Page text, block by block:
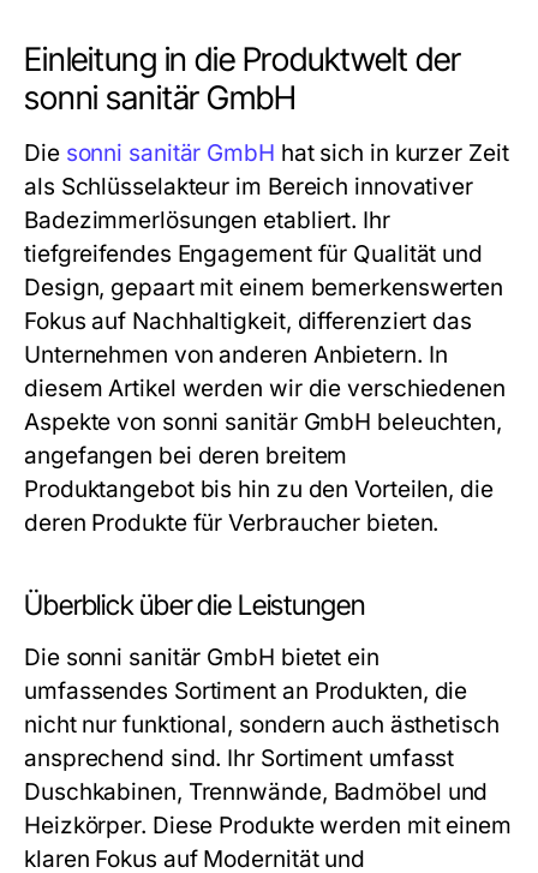
Einleitung in die Produktwelt der
sonni sanitär GmbH
Die sonni sanitär GmbH hat sich in kurzer Zeit
als Schlüsselakteur im Bereich innovativer
Badezimmerlösungen etabliert. Ihr
tiefgreifendes Engagement für Qualität und
Design, gepaart mit einem bemerkenswerten
Fokus auf Nachhaltigkeit, differenziert das
Unternehmen von anderen Anbietern. In
diesem Artikel werden wir die verschiedenen
Aspekte von sonni sanitär GmbH beleuchten,
angefangen bei deren breitem
Produktangebot bis hin zu den Vorteilen, die
deren Produkte für Verbraucher bieten.
Überblick über die Leistungen
Die sonni sanitär GmbH bietet ein
umfassendes Sortiment an Produkten, die
nicht nur funktional, sondern auch ästhetisch
ansprechend sind. Ihr Sortiment umfasst
Duschkabinen, Trennwände, Badmöbel und
Heizkörper. Diese Produkte werden mit einem
klaren Fokus auf Modernität und